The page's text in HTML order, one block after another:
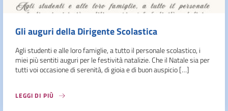
Gli auguri della Dirigente Scolastica
Agli studenti e alle loro famiglie, a tutto il personale scolastico, i
miei più sentiti auguri per le festività natalizie. Che il Natale sia per
tutti voi occasione di serenità, di gioia e di buon auspicio […]
LEGGI DI PIÙ